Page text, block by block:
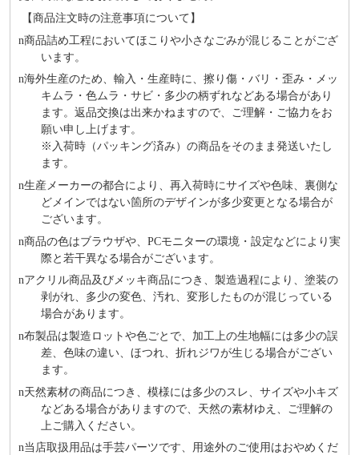
【商品注文時の注意事項について】
n商品詰め⼯程においてほこりや⼩さなごみが混じることがござ
います。
n海外⽣産のため、輸⼊・⽣産時に、擦り傷・バリ・歪み・メッ
キムラ・色ムラ・サビ・多少の柄ずれなどある場合があり
ます。返品交換は出来かねますので、ご理解・ご協⼒をお
願い申し上げます。
※⼊荷時（パッキング済み）の商品をそのまま発送いたし
ます。
n⽣産メーカーの都合により、再⼊荷時にサイズや⾊味、裏側な
どメインではない箇所のデザインが多少変更となる場合が
ございます。
n商品の⾊はブラウザや、PCモニターの環境・設定などにより実
際と若⼲異なる場合がございます。
nアクリル商品及びメッキ商品につき、製造過程により、塗装の
剥がれ、多少の変色、汚れ、変形したものが混じっている
場合があります。
n布製品は製造ロットや色ごとで、加工上の生地幅には多少の誤
差、色味の違い、ほつれ、折れジワが生じる場合がござい
ます。
n天然素材の商品につき、模様には多少のスレ、サイズや小キズ
などある場合がありますので、天然の素材ゆえ、ご理解の
上ご購入ください。
n当店取扱用品は⼿芸パーツです、⽤途外のご使⽤はおやめくだ